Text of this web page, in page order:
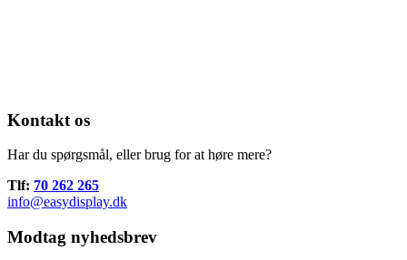
Kontakt os
Har du spørgsmål, eller brug for at høre mere?
Tlf: 70 262 265
info@easydisplay.dk
Modtag nyhedsbrev